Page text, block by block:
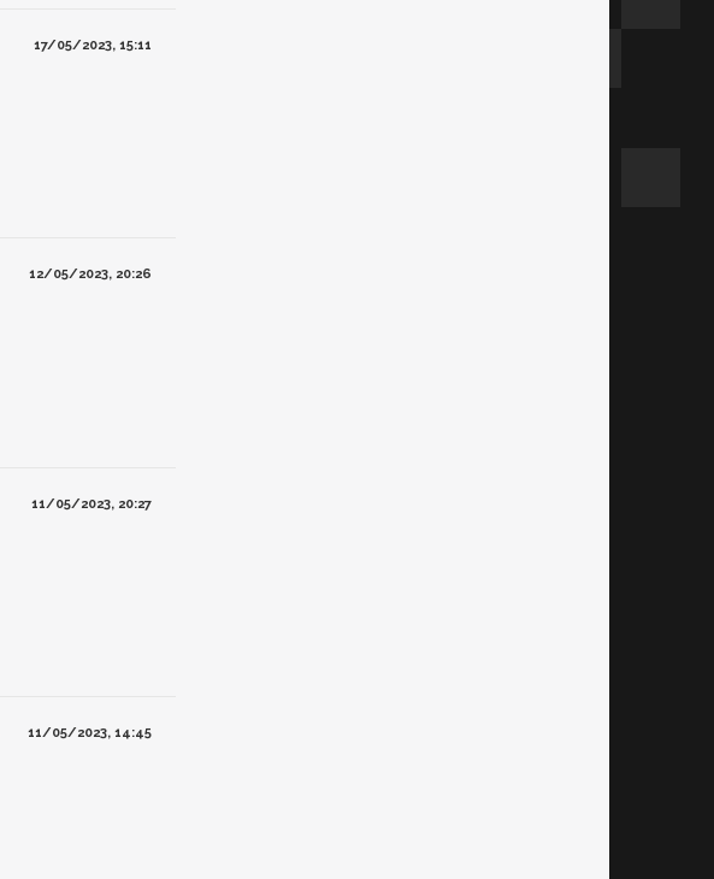
17/05/2023, 15:11
12/05/2023, 20:26
11/05/2023, 20:27
11/05/2023, 14:45